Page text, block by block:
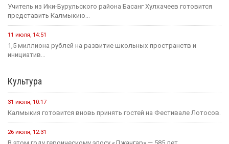
Учитель из Ики-Бурульского района Басанг Хулхачеев готовится
представить Калмыкию...
11 июля, 14:51
1,5 миллиона рублей на развитие школьных пространств и
инициатив...
Культура
31 июля, 10:17
Калмыкия готовится вновь принять гостей на Фестивале Лотосов.
26 июля, 12:31